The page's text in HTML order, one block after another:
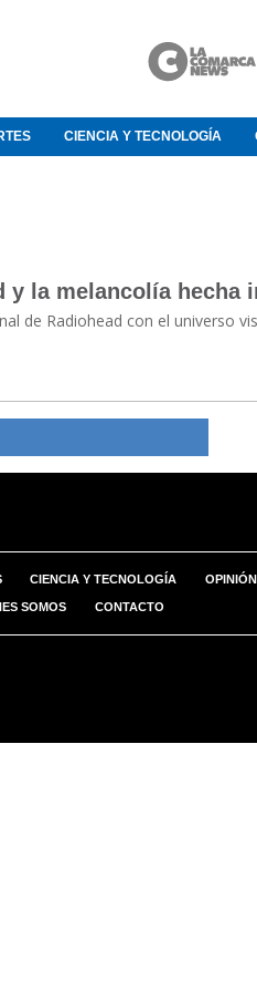
CIENCIA Y TECNOLOGÍA
y la melancolía hecha
de Radiohead con el universo
CIENCIA Y TECNOLOGÍA OPINIÓN
SOMOS CONTACTO